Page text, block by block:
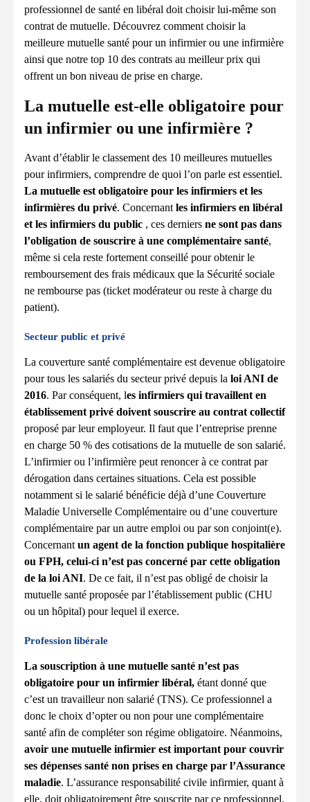
professionnel de santé en libéral doit choisir lui-même son
contrat de mutuelle. Découvrez comment choisir la
meilleure mutuelle santé pour un infirmier ou une infirmière
ainsi que notre top 10 des contrats au meilleur prix qui
offrent un bon niveau de prise en charge.
La mutuelle est-elle obligatoire pour
un infirmier ou une infirmière ?
Avant d’établir le classement des 10 meilleures mutuelles
pour infirmiers, comprendre de quoi l’on parle est essentiel.
La mutuelle est obligatoire pour les infirmiers et les
infirmières du privé. Concernant les infirmiers en libéral
et les infirmiers du public , ces derniers ne sont pas dans
l’obligation de souscrire à une complémentaire santé,
même si cela reste fortement conseillé pour obtenir le
remboursement des frais médicaux que la Sécurité sociale
ne rembourse pas (ticket modérateur ou reste à charge du
patient).
Secteur public et privé
La couverture santé complémentaire est devenue obligatoire
pour tous les salariés du secteur privé depuis la loi ANI de
2016. Par conséquent, les infirmiers qui travaillent en
établissement privé doivent souscrire au contrat collectif
proposé par leur employeur. Il faut que l’entreprise prenne
en charge 50 % des cotisations de la mutuelle de son salarié.
L’infirmier ou l’infirmière peut renoncer à ce contrat par
dérogation dans certaines situations. Cela est possible
notamment si le salarié bénéficie déjà d’une Couverture
Maladie Universelle Complémentaire ou d’une couverture
complémentaire par un autre emploi ou par son conjoint(e).
Concernant un agent de la fonction publique hospitalière
ou FPH, celui-ci n’est pas concerné par cette obligation
de la loi ANI. De ce fait, il n’est pas obligé de choisir la
mutuelle santé proposée par l’établissement public (CHU
ou un hôpital) pour lequel il exerce.
Profession libérale
La souscription à une mutuelle santé n’est pas
obligatoire pour un infirmier libéral, étant donné que
c’est un travailleur non salarié (TNS). Ce professionnel a
donc le choix d’opter ou non pour une complémentaire
santé afin de compléter son régime obligatoire. Néanmoins,
avoir une mutuelle infirmier est important pour couvrir
ses dépenses santé non prises en charge par l’Assurance
maladie. L’assurance responsabilité civile infirmier, quant à
elle, doit obligatoirement être souscrite par ce professionnel.